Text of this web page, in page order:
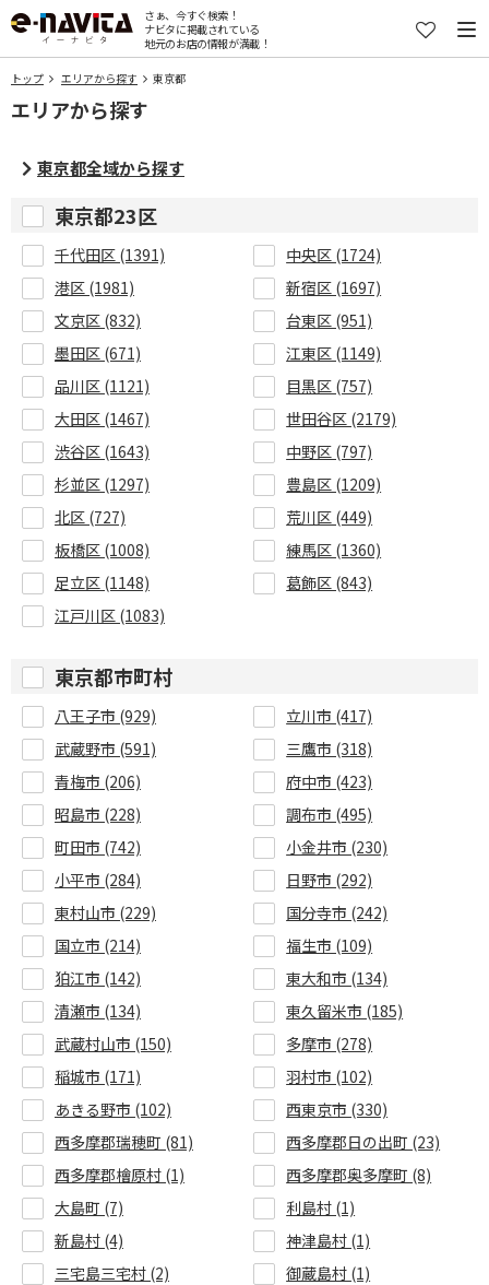
さぁ、今すぐ検索！
ナビタに掲載されている
地元のお店の情報が満載！
トップ エリアから探す 東京都
エリアから探す
東京都全域から探す
東京都23区
千代田区 (1391)
中央区 (1724)
港区 (1981)
新宿区 (1697)
文京区 (832)
台東区 (951)
墨田区 (671)
江東区 (1149)
品川区 (1121)
目黒区 (757)
大田区 (1467)
世田谷区 (2179)
渋谷区 (1643)
中野区 (797)
杉並区 (1297)
豊島区 (1209)
北区 (727)
荒川区 (449)
板橋区 (1008)
練馬区 (1360)
足立区 (1148)
葛飾区 (843)
江戸川区 (1083)
東京都市町村
八王子市 (929)
立川市 (417)
武蔵野市 (591)
三鷹市 (318)
青梅市 (206)
府中市 (423)
昭島市 (228)
調布市 (495)
町田市 (742)
小金井市 (230)
小平市 (284)
日野市 (292)
東村山市 (229)
国分寺市 (242)
国立市 (214)
福生市 (109)
狛江市 (142)
東大和市 (134)
清瀬市 (134)
東久留米市 (185)
武蔵村山市 (150)
多摩市 (278)
稲城市 (171)
羽村市 (102)
あきる野市 (102)
西東京市 (330)
西多摩郡瑞穂町 (81)
西多摩郡日の出町 (23)
西多摩郡檜原村 (1)
西多摩郡奥多摩町 (8)
大島町 (7)
利島村 (1)
新島村 (4)
神津島村 (1)
三宅島三宅村 (2)
御蔵島村 (1)